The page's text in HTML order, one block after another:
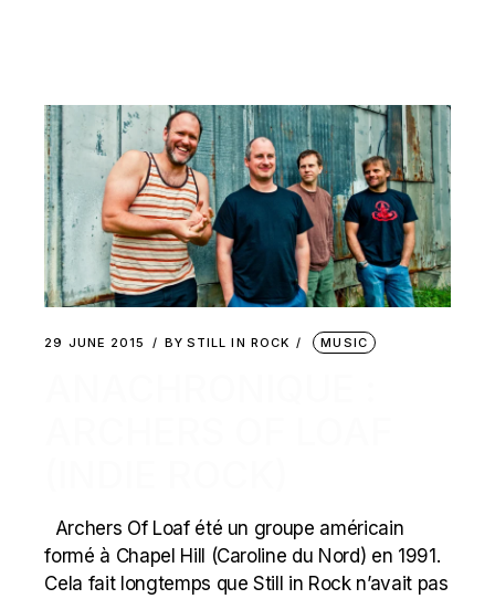
29 JUNE 2015 BY STILL IN ROCK MUSIC
Archers Of Loaf été un groupe américain
formé à Chapel Hill (Caroline du Nord) en 1991.
Cela fait longtemps que Still in Rock n’avait pas